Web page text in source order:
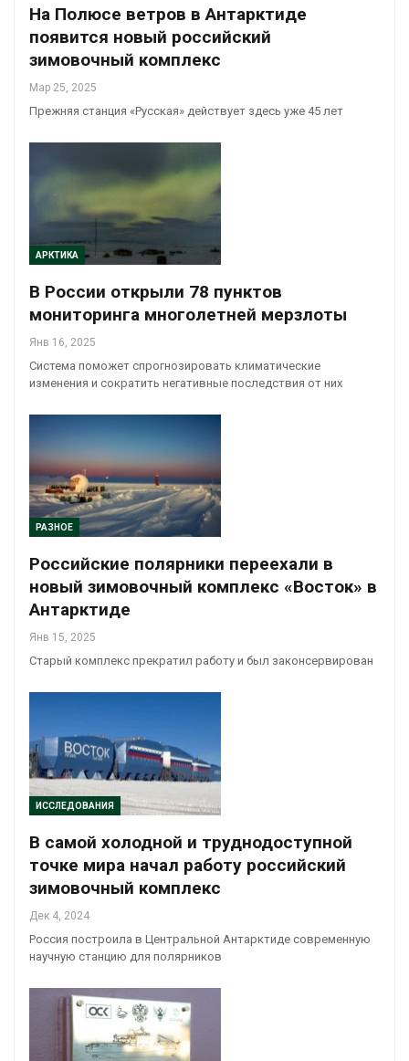
На Полюсе ветров в Антарктиде
появится новый российский
зимовочный комплекс
Мар 25, 2025
Прежняя станция «Русская» действует здесь уже 45 лет
АРКТИКА
В России открыли 78 пунктов
мониторинга многолетней мерзлоты
Янв 16, 2025
Система поможет спрогнозировать климатические
изменения и сократить негативные последствия от них
РАЗНОЕ
Российские полярники переехали в
новый зимовочный комплекс «Восток» в
Антарктиде
Янв 15, 2025
Старый комплекс прекратил работу и был законсервирован
ИССЛЕДОВАНИЯ
В самой холодной и труднодоступной
точке мира начал работу российский
зимовочный комплекс
Дек 4, 2024
Россия построила в Центральной Антарктиде современную
научную станцию для полярников